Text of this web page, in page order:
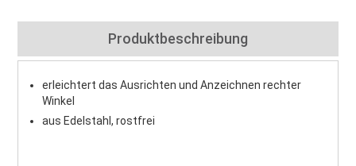
Produktbeschreibung
erleichtert das Ausrichten und Anzeichnen rechter
Winkel
aus Edelstahl, rostfrei